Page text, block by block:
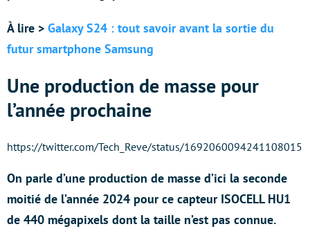
À lire > Galaxy S24 : tout savoir avant la sortie du
futur smartphone Samsung
Une production de masse pour
l’année prochaine
https://twitter.com/Tech_Reve/status/1692060094241108015
On parle d’une production de masse d’ici la seconde
moitié de l’année 2024 pour ce capteur ISOCELL HU1
de 440 mégapixels dont la taille n’est pas connue.